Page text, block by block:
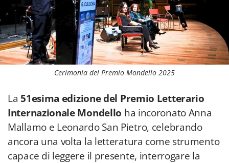
Cerimonia del Premio Mondello 2025
La 51esima edizione del Premio Letterario
Internazionale Mondello ha incoronato Anna
Mallamo e Leonardo San Pietro, celebrando
ancora una volta la letteratura come strumento
capace di leggere il presente, interrogare la